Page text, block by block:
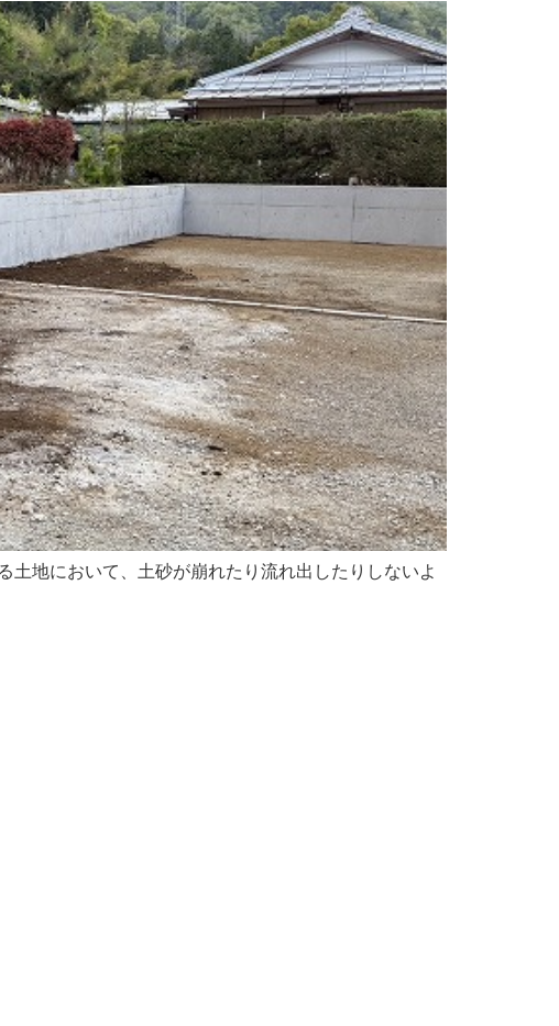
地において、土砂が崩れたり流れ出したりしないよ